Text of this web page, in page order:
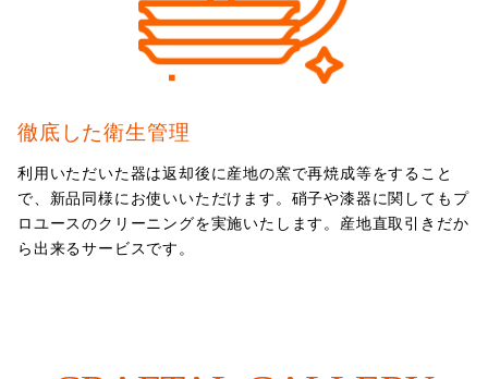
徹底した衛生管理
利用いただいた器は返却後に産地の窯で再焼成等をすること
で、新品同様にお使いいただけます。硝子や漆器に関してもプ
ロユースのクリーニングを実施いたします。産地直取引きだか
ら出来るサービスです。